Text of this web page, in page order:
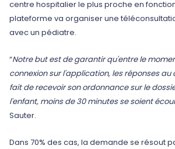
centre hospitalier le plus proche en
plateforme va organiser une
avec un pédiatre.
“Notre but est de garantir qu'entre le
connexion sur l'application, les réponses au
fait de recevoir son ordonnance sur le
l'enfant, moins de 30 minutes se soient
Sauter.
Dans 70% des cas, la demande se résout